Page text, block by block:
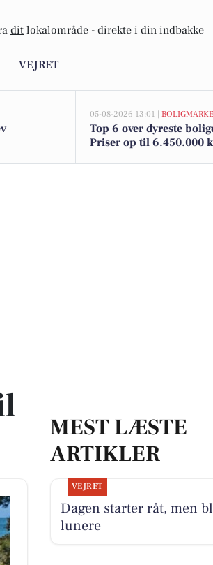
dit lokalområde - direkte i din indbakke
VEJRET
05-08-2026 13:01 |
Top 6 over dyreste
Priser op til 6.450.000
MEST LÆSTE
ARTIKLER
VEJRET
Dagen starter råt, men
lunere